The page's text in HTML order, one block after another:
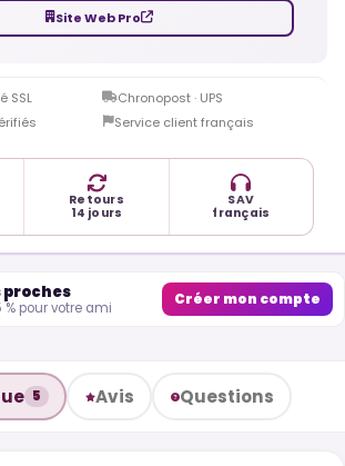
Site Web Pro
SSL
Chronopost · UPS
Service client français
Retours
14 jours
SAV
français
proches
% pour votre ami Créer mon compte
5 Avis Questions